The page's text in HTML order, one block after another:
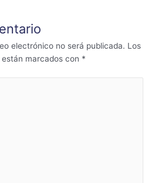
electrónico no será publicada. Los
marcados con *